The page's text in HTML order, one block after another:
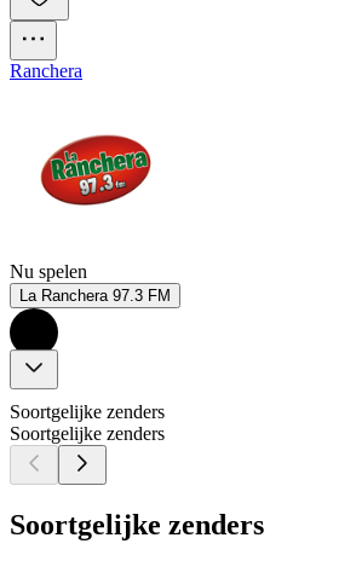
Ranchera
Nu spelen
La Ranchera 97.3 FM
Soortgelijke zenders
Soortgelijke zenders
Soortgelijke zenders